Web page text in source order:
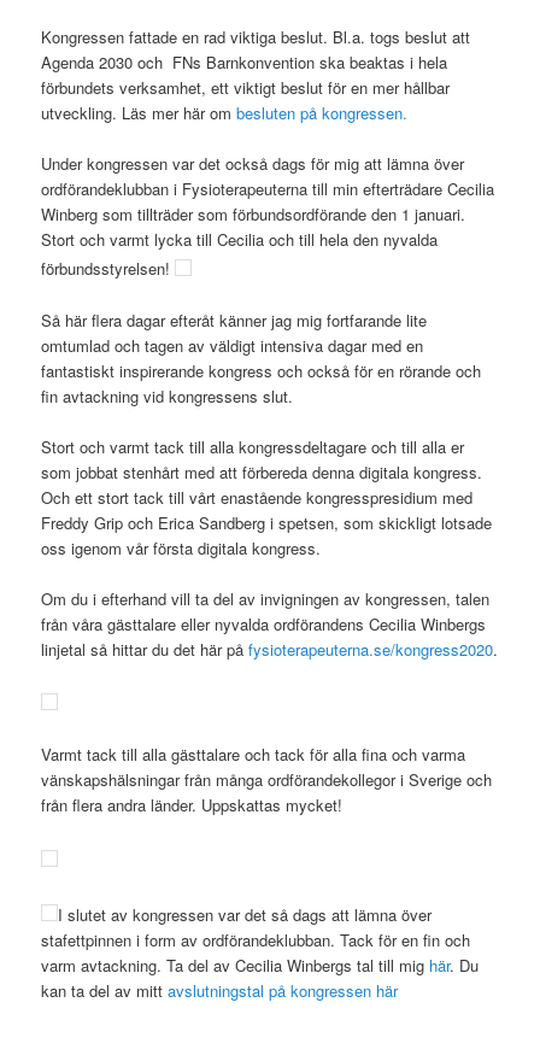
Kongressen fattade en rad viktiga beslut. Bl.a. togs beslut att
Agenda 2030 och FNs Barnkonvention ska beaktas i hela
förbundets verksamhet, ett viktigt beslut för en mer hållbar
utveckling. Läs mer här ombesluten på kongressen.
Under kongressen var det också dags för mig att lämna över
ordförandeklubban i Fysioterapeuterna till min efterträdare Cecilia
Winberg som tillträder som förbundsordförande den 1 januari.
Stort och varmt lycka till Cecilia och till hela den nyvalda
förbundsstyrelsen!
Så här flera dagar efteråt känner jag mig fortfarande lite
omtumlad och tagen av väldigt intensiva dagar med en
fantastiskt inspirerande kongress och också för en rörande och
fin avtackning vid kongressens slut.
Stort och varmt tack till alla kongressdeltagare och till alla er
som jobbat stenhårt med att förbereda denna digitala kongress.
Och ett stort tack till vårt enastående kongresspresidium med
Freddy Grip och Erica Sandberg i spetsen, som skickligt lotsade
oss igenom vår första digitala kongress.
Om du i efterhand vill ta del av invigningen av kongressen, talen
från våra gästtalare eller nyvalda ordförandens Cecilia Winbergs
linjetal så hittar du det här påfysioterapeuterna.se/kongress2020.
Varmt tack till alla gästtalare och tack för alla fina och varma
vänskapshälsningar från många ordförandekollegor i Sverige och
från flera andra länder. Uppskattas mycket!
I slutet av kongressen var det så dags att lämna över
stafettpinnen i form av ordförandeklubban. Tack för en fin och
varm avtackning. Ta del av Cecilia Winbergs tal till mig här. Du
kan ta del av mittavslutningstal på kongressen här